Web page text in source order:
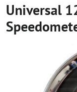
Universal